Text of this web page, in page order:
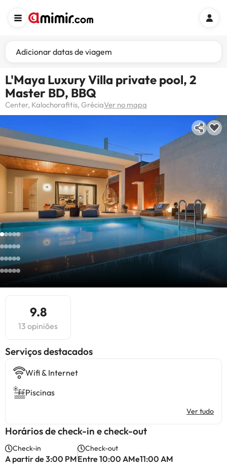
Adicionar datas de viagem
L'Maya Luxury Villa private pool, 2
Master BD, BBQ
Center, Kalochorafitis, GréciaVer no mapa
9.8
13 opiniões
Serviços destacados
Wifi & Internet
Piscinas
Ver tudo
Horários de check-in e check-out
Check-in
A partir de 3:00 PM
Check-out
Entre 10:00 AMe11:00 AM